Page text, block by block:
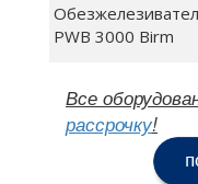
PWB 3000 Birm
Все
рассрочку!